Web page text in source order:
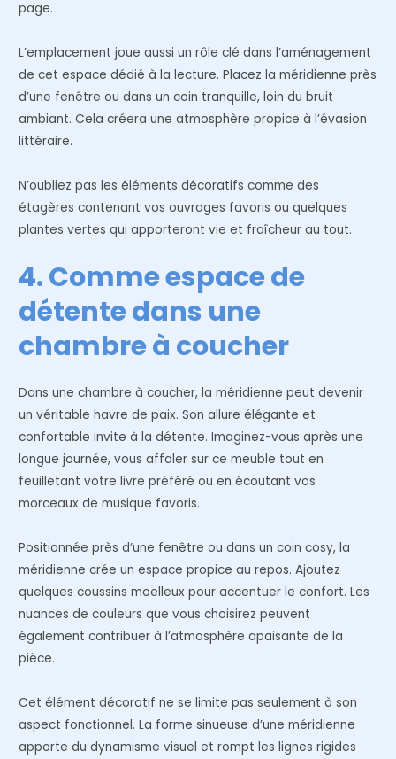
page.
L’emplacement joue aussi un rôle clé dans l’aménagement
de cet espace dédié à la lecture. Placez la méridienne près
d’une fenêtre ou dans un coin tranquille, loin du bruit
ambiant. Cela créera une atmosphère propice à l’évasion
littéraire.
N’oubliez pas les éléments décoratifs comme des
étagères contenant vos ouvrages favoris ou quelques
plantes vertes qui apporteront vie et fraîcheur au tout.
4. Comme espace de
détente dans une
chambre à coucher
Dans une chambre à coucher, la méridienne peut devenir
un véritable havre de paix. Son allure élégante et
confortable invite à la détente. Imaginez-vous après une
longue journée, vous affaler sur ce meuble tout en
feuilletant votre livre préféré ou en écoutant vos
morceaux de musique favoris.
Positionnée près d’une fenêtre ou dans un coin cosy, la
méridienne crée un espace propice au repos. Ajoutez
quelques coussins moelleux pour accentuer le confort. Les
nuances de couleurs que vous choisirez peuvent
également contribuer à l’atmosphère apaisante de la
pièce.
Cet élément décoratif ne se limite pas seulement à son
aspect fonctionnel. La forme sinueuse d’une méridienne
apporte du dynamisme visuel et rompt les lignes rigides